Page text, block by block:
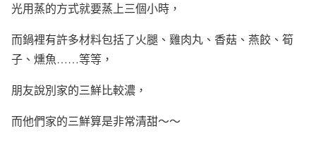
光用蒸的方式就要蒸上三個小時，
而鍋裡有許多材料包括了火腿、雞肉丸、香菇、燕餃、筍
子、燻魚……等等，
朋友說別家的三鮮比較濃，
而他們家的三鮮算是非常清甜～～